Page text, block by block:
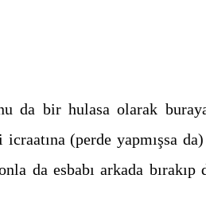
da bir hulasa olarak
icraatına (perde yapmışsa
da esbabı arkada